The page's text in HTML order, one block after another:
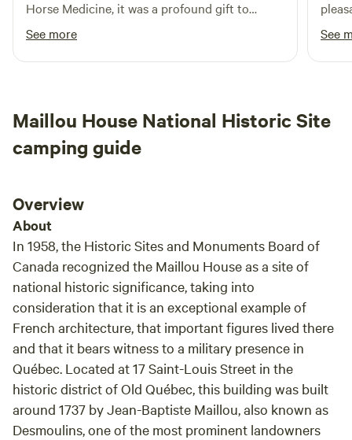
Horse Medicine, it was a profound gift to
experience and has left me feeling so much
lighter in my heart. Thank you 😌🙏🏽
See more
big
also
See
Maillou House National Historic Site
camping guide
Overview
About
In 1958, the Historic Sites and Monuments Board of
Canada recognized the Maillou House as a site of
national historic significance, taking into
consideration that it is an exceptional example of
French architecture, that important figures lived there
and that it bears witness to a military presence in
Québec. Located at 17 Saint-Louis Street in the
historic district of Old Québec, this building was built
around 1737 by Jean-Baptiste Maillou, also known as
Desmoulins, one of the most prominent landowners